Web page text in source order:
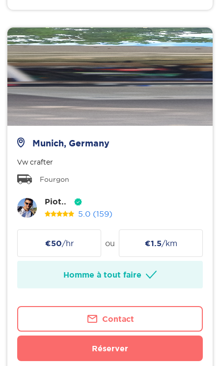
Munich, Germany
Vw crafter
Fourgon
Piot..
5.0 (159)
€50/hr ou €1.5/km
Homme à tout faire
Contact
Réserver